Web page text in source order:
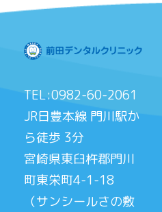
TEL:0982-60-2061
JR日豊本線 門川駅か
ら徒歩 3分
宮崎県東臼杵郡門川
町東栄町4-1-18
（サンシールさの敷